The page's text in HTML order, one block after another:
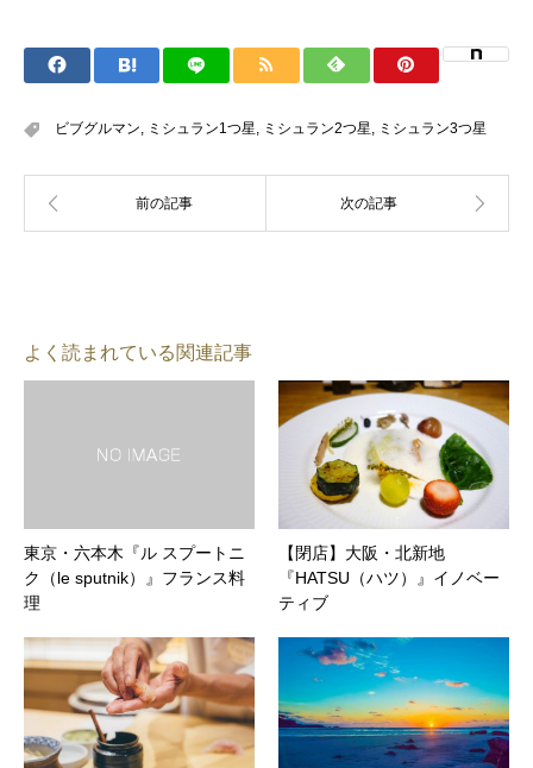
ビブグルマン, ミシュラン1つ星, ミシュラン2つ星, ミシュラン3つ星
よく読まれている関連記事
東京・六本木『ル スプートニ
ク（le sputnik）』フランス料
理
【閉店】大阪・北新地
『HATSU（ハツ）』イノベー
ティブ